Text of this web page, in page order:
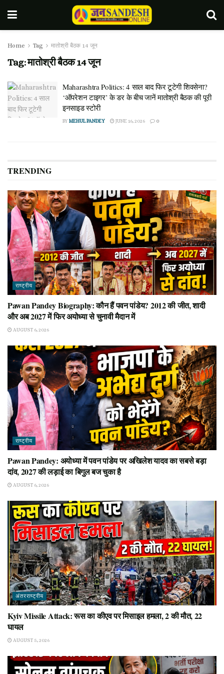
Home Tag मातोश्री बैठक 14 जून
Tag:मातोश्री बैठक 14 जून
Maharashtra Politics: 4 साल बाद फिर टूटेगी शिवसेना?
‘ऑपरेशन टाइगर’ के डर के बीच जानें मातोश्री बैठक की पूरी
इनसाइड स्टोरी
BYMEHUL PANDEY JUNE 16, 2026 0
TRENDING
राष्ट्रीय
Pawan Pandey Biography: कौन हैं पवन पांडेय? 2012 की जीत, शादी
और अब 2027 में फिर अयोध्या से चुनावी मैदान में
AUGUST 6, 2026
राष्ट्रीय
Pawan Pandey: अयोध्या में पवन पांडेय पर अखिलेश यादव का सबसे बड़ा
दांव, 2027 की लड़ाई का बिगुल बज चुका है
AUGUST 6, 2026
अंतरराष्ट्रीय
Kyiv Missile Attack: रूस का कीएव पर मिसाइल हमला, 2 की मौत, 22
घायल
AUGUST 5, 2026